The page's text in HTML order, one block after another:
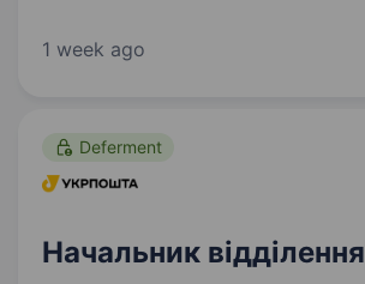
роль у команді: Керувати роботою відділення
1 week ago
Deferment
Начальник відділення